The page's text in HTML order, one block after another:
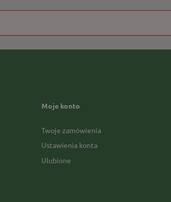
Moje konto
Twoje zamówienia
Ustawienia konta
Ulubione